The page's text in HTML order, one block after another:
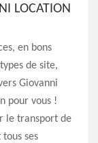
LOCATION
en bons
de site,
Giovanni
pour vous !
le transport de
ses